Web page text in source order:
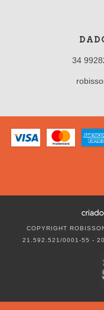
34
COPYRIGHT
21.592.521/0001-55 -